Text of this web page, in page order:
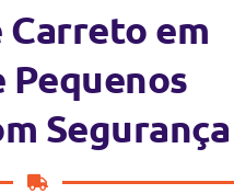
Carreto em
Pequenos
Segurança